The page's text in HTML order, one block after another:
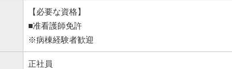
【必要な資格】
■准看護師免許
※病棟経験者歓迎
正社員